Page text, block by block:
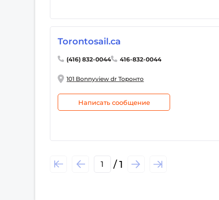
Torontosail.ca
(416) 832-0044 416-832-0044
101 Bonnyview dr Торонто
Написать сообщение
1 / 1